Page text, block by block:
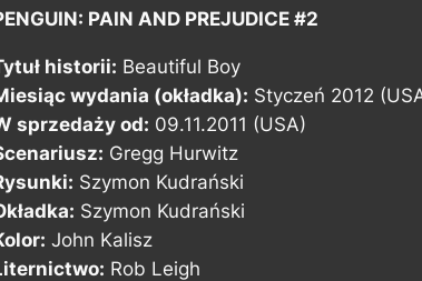
PAIN AND PREJUDICE #2
historii: Beautiful Boy
wydania (okładka): Styczeń 2012
sprzedaży od: 09.11.2011 (USA)
Gregg Hurwitz
Szymon Kudrański
Szymon Kudrański
John Kalisz
Rob Leigh